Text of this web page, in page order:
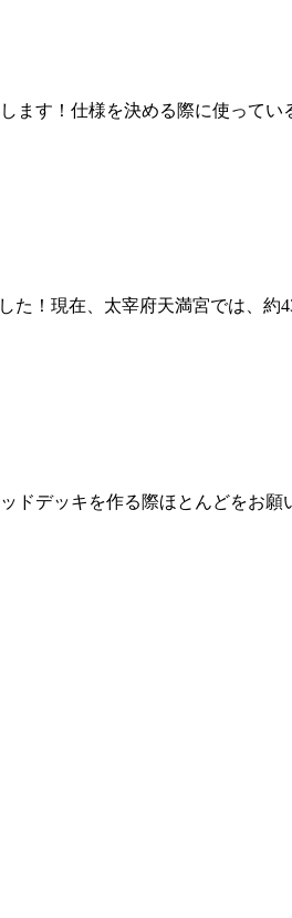
ます！仕様を決める際に使って
！現在、太宰府天満宮では、
ドデッキを作る際ほとんどをお